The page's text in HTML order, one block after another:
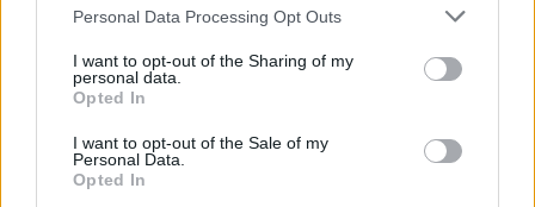
Please note that this website/app uses one or more Google
not limited to your visit or usage behaviour. You may click to
grant or deny consent to Google and its third-party tags to
use your data for below specified purposes in below Google
consent section.
Personal Data Processing Opt Outs
I want to opt-out of the Sharing of my
personal data.
Opted In
I want to opt-out of the Sale of my
Personal Data.
Opted In
Croke Park, Dublin
2 nap 12 óra 34 perc 9 másodperc
AC MilanvsManchester United